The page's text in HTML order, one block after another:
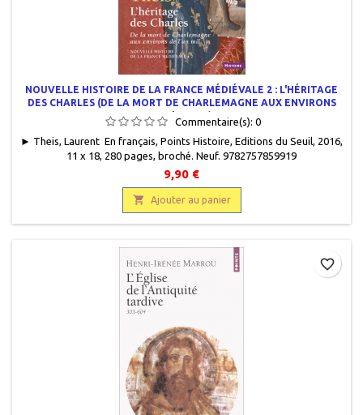
NOUVELLE HISTOIRE DE LA FRANCE MÉDIÉVALE 2 : L'HÉRITAGE
DES CHARLES (DE LA MORT DE CHARLEMAGNE AUX ENVIRONS
DE L'AN MIL)
Commentaire(s): 0
► Theis, Laurent En français, Points Histoire, Editions du Seuil, 2016,
11 x 18, 280 pages, broché. Neuf. 9782757859919
9,90 €
 Ajouter au panier
favorite_border